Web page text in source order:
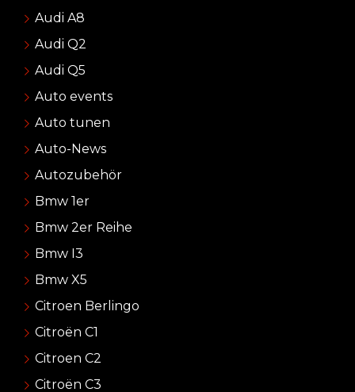
Audi A8
Audi Q2
Audi Q5
Auto events
Auto tunen
Auto-News
Autozubehör
Bmw 1er
Bmw 2er Reihe
Bmw I3
Bmw X5
Citroen Berlingo
Citroën C1
Citroen C2
Citroën C3